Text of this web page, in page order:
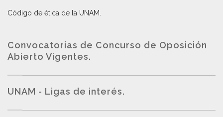
Código de ética de la UNAM
Convocatorias de Concurso de Oposición
Abierto Vigentes.
UNAM - Ligas de interés.